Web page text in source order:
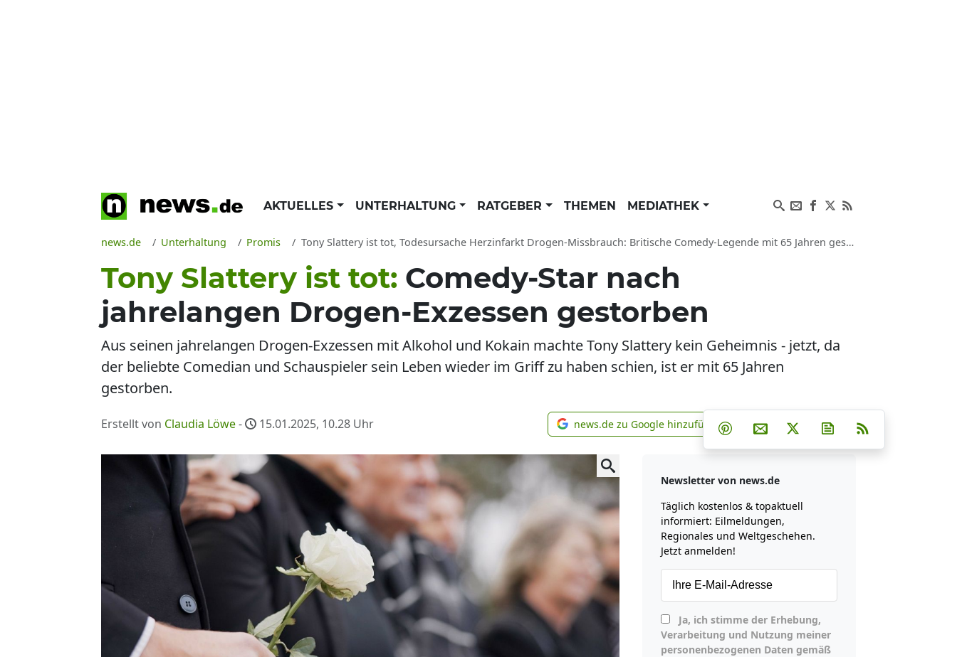
AKTUELLES UNTERHALTUNG RATGEBER THEMEN MEDIATHEK
news.de Unterhaltung Promis Tony Slattery ist tot, Todesursache Herzinfarkt Drogen-Missbrauch: Britische Comedy-Legende mit 65 Jahren gestorben, Kollegen trauern
Tony Slattery ist tot: Comedy-Star nach
jahrelangen Drogen-Exzessen gestorben
Aus seinen jahrelangen Drogen-Exzessen mit Alkohol und Kokain machte Tony Slattery kein Geheimnis - jetzt, da
der beliebte Comedian und Schauspieler sein Leben wieder im Griff zu haben schien, ist er mit 65 Jahren
gestorben.
Erstellt von Claudia Löwe- 15.01.2025, 10.28 Uhr news.de zu Google hinzufügen
news.de zu Google hinzufügen Teilen auf Facebook
Teilen auf Whatsapp
Teilen auf Telegram
Teilen auf Pinterest
Per E-Mail teilen
Post auf XNewsletter
Newsletter von news.de
Täglich kostenlos & topaktuell
informiert: Eilmeldungen,
Regionales und Weltgeschehen.
Jetzt anmelden!
Verarbeitung und Nutzung meiner
personenbezogenen Daten gemäß